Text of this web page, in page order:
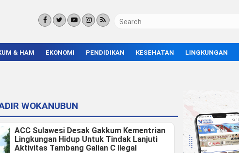
& HAM EKONOMI PENDIDIKAN KESEHATAN LINGKUNGAN
WOKANUBUN
ACC Sulawesi Desak Gakkum Kementrian
Lingkungan Hidup Untuk Tindak Lanjuti
Aktivitas Tambang Galian C Ilegal